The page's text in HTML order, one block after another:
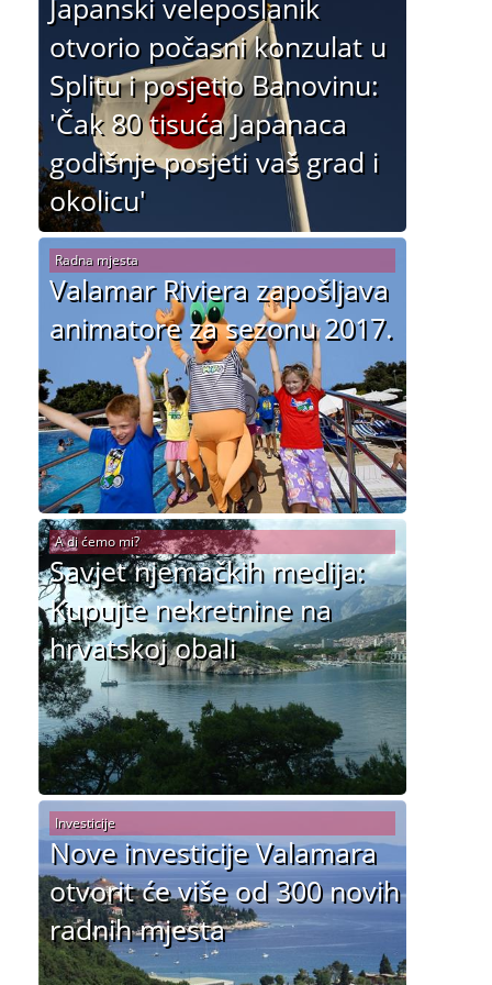
otvorio počasni konzulat u
Splitu i posjetio Banovinu:
'Čak 80 tisuća Japanaca
godišnje posjeti vaš grad i
okolicu'
Valamar Riviera zapošljava
animatore za sezonu 2017.
Radna mjesta
Savjet njemačkih medija:
Kupujte nekretnine na
hrvatskoj obali
A di ćemo mi?
Nove investicije Valamara
otvorit će više od 300 novih
radnih mjesta
Investicije